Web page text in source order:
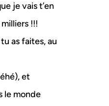
je vais t’en
!!!
as faites, au
et
le monde